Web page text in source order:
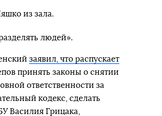
из зала.
людей».
заявил, что распускает
принять законы о снятии
ответственности за
кодекс, сделать
Василия Грицака,